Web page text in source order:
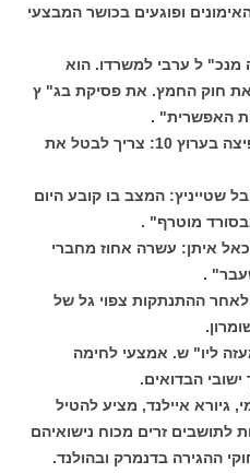
ופוגעים בכושר המבצעי
מנכ" ל ערבי למשרדו. הוא
את חוק החמץ. את פסיקת בג" ץ
האפשרית" .
· ירון לונדון בדיון על גיורי קפיצה בערוץ 10: צריך לבטל את
שטייניץ: המצב בו קובע היום
מוטרף" .
איתן: עשרה אחוז מחברי
.
לאחר ההתנתקות צפוי גל של
ליו" ש. אמצעי לחימה
הבדואים.
גיורא איילנד, מציע להטיל
לתושבים זרים מכוח נישואיהם
ההגירה בדנמרק ובהולנד.